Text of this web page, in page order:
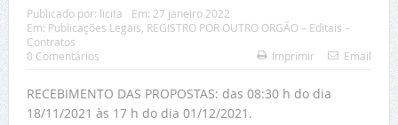
Publicado por: licita Em: 27 janeiro 2022
Em: Publicações Legais REGISTRO POR OUTRO ORGÃO – Editais –
Contratos
0 Comentários
Imprimir Email
RECEBIMENTO DAS PROPOSTAS: das 08:30 h do dia
18/11/2021 às 17 h do dia 01/12/2021.